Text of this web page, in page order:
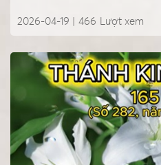
2026-04-19 | Lượt xem
466